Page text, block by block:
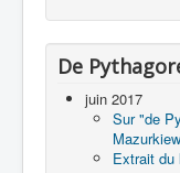
De
juin 2017
Sur "de
Extrait du